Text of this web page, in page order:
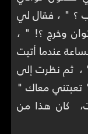
؟ " ، فقال لي
وخرج ؟! " ،
عندما أتيت
، قلت نعم 10:34 ص " ، ثم نظرت إلى
قال لي : " تعبتني معاك "
كان هذا من